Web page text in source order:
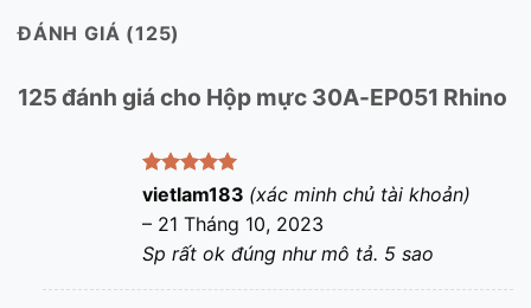
ĐÁNH GIÁ (125)
125 đánh giá cho Hộp mực 30A-EP051 Rhino
Được xếp
hạng55
sao
vietlam183 (xác minh chủ tài khoản)
– 21 Tháng 10, 2023
Sp rất ok đúng như mô tả. 5 sao